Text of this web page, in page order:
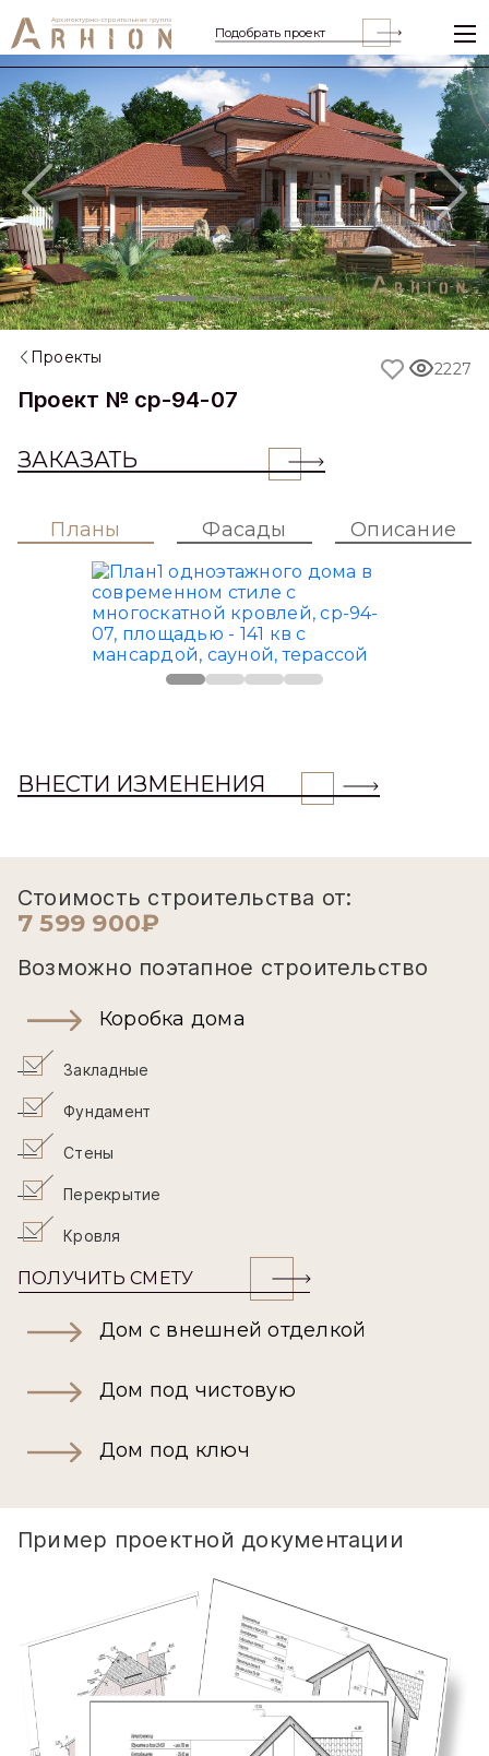
Подобрать проект
Previous
Проекты
Проект № cp-94-07
ЗАКАЗАТЬ
2227
Планы Фасады Описание
ВНЕСТИ ИЗМЕНЕНИЯ
Стоимость строительства от:
7 599 900₽
Возможно поэтапное строительство
Коробка дома
Закладные
Фундамент
Стены
Перекрытие
Кровля
ПОЛУЧИТЬ СМЕТУ
Дом с внешней отделкой
Дом под чистовую
Дом под ключ
Пример проектной документации